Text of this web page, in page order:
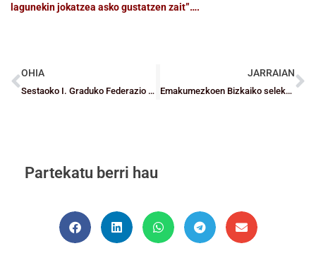
lagunekin jokatzea asko gustatzen zait”….
OHIA
Sestaoko I. Graduko Federazio Kurtsoko notak
JARRAIAN
Emakumezkoen Bizkaiko selekzioak irabazi du Durangoko Haur mailako Torneoa
Partekatu berri hau